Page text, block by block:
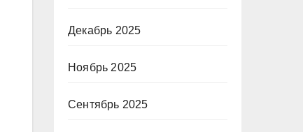
Декабрь 2025
Ноябрь 2025
Сентябрь 2025